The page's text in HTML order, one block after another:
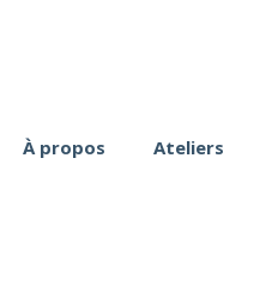
À propos Ateliers